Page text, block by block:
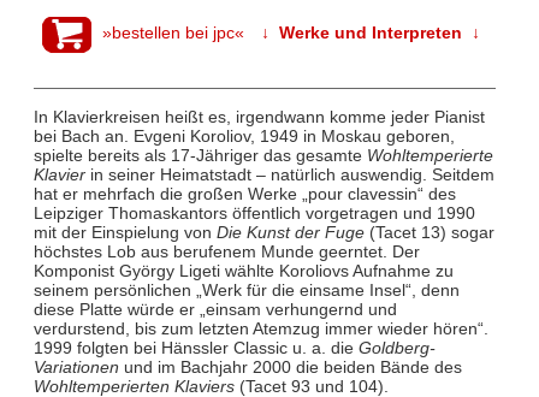
»bestellen bei jpc« ↓ Werke und Interpreten ↓
In Klavierkreisen heißt es, irgendwann komme jeder Pianist
bei Bach an. Evgeni Koroliov, 1949 in Moskau geboren,
spielte bereits als 17-Jähriger das gesamte Wohltemperierte
Klavierin seiner Heimatstadt – natürlich auswendig. Seitdem
hat er mehrfach die großen Werke „pour clavessin“ des
Leipziger Thomaskantors öffentlich vorgetragen und 1990
mit der Einspielung von Die Kunst der Fuge(Tacet 13) sogar
höchstes Lob aus berufenem Munde geerntet. Der
Komponist György Ligeti wählte Koroliovs Aufnahme zu
seinem persönlichen „Werk für die einsame Insel“, denn
diese Platte würde er „einsam verhungernd und
verdurstend, bis zum letzten Atemzug immer wieder hören“.
1999 folgten bei Hänssler Classic u. a. die Goldberg-
Variationen und im Bachjahr 2000 die beiden Bände des
Wohltemperierten Klaviers(Tacet 93 und 104).